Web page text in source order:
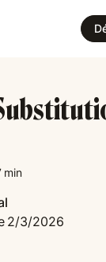
min
2/3/2026